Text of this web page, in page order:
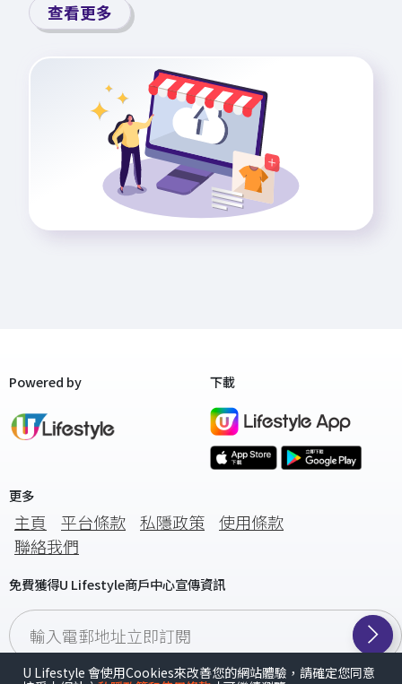
查看更多
Powered by 下載
更多
主頁 平台條款 私隱政策
使用條款
聯絡我們
免費獲得U Lifestyle商戶中心宣傳資訊
輸入電郵地址立即訂閱
U Lifestyle 會使用Cookies來改善您的網站體驗，請確定您同意